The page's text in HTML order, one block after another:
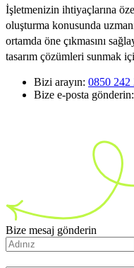
İşletmenizin ihtiyaçlarına
oluşturma konusunda
ortamda öne çıkmasını
tasarım çözümleri sunmak
Bizi arayın: 0850 242
Bize e-posta gönderin:
Bize mesaj gönderin